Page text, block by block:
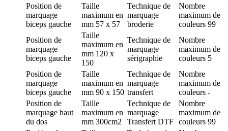
Position de
marquage
biceps gauche
Taille
maximum en
mm 57 x 57
Technique de
marquage
broderie
Nombre
maximum de
couleurs 99
Position de
marquage
biceps gauche
Taille
maximum en
mm 120 x
150
Technique de
marquage
sérigraphie
Nombre
maximum de
couleurs 5
Position de
marquage
biceps gauche
Taille
maximum en
mm 90 x 150
Technique de
marquage
transfert
Nombre
maximum de
couleurs -
Position de
marquage haut
du dos
Taille
maximum en
mm 300cm2
Technique de
marquage
Transfert DTF
Nombre
maximum de
couleurs 99